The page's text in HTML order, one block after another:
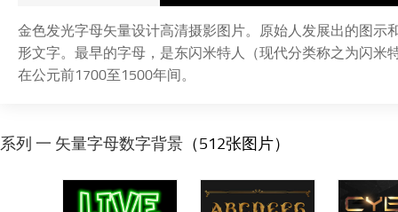
金色发光字母矢量设计高清摄影图片。原始人发展出的图
形文字。最早的字母，是东闪米特人（现代分类称之为闪
在公元前1700至1500年间。
系列 一 矢量字母数字背景 （512张图片）